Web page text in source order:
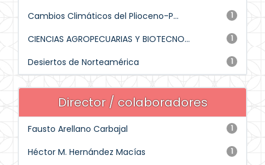
1
Cambios Climáticos del Plioceno-P...
1
CIENCIAS AGROPECUARIAS Y BIOTECNO...
1
Desiertos de Norteamérica
Director / colaboradores
1
Fausto Arellano Carbajal
1
Héctor M. Hernández Macías